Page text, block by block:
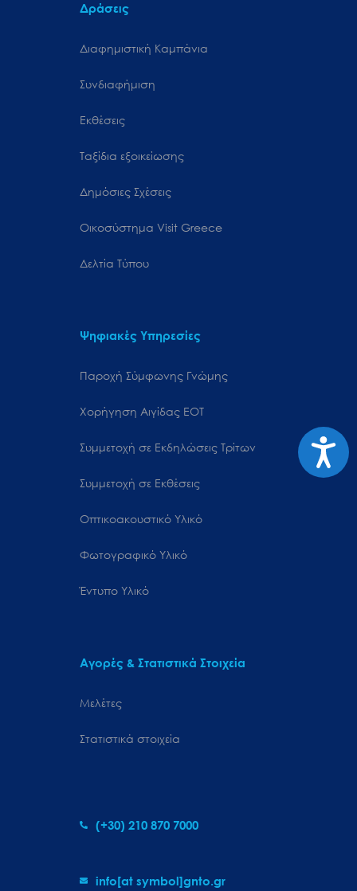
Δράσεις
Διαφημιστική Καμπάνια
Συνδιαφήμιση
Εκθέσεις
Ταξίδια εξοικείωσης
Δημόσιες Σχέσεις
Oικοσύστημα Visit Greece
Δελτία Τύπου
Ψηφιακές Υπηρεσίες
Παροχή Σύμφωνης Γνώμης
Χορήγηση Αιγίδας ΕΟΤ
Συμμετοχή σε Εκδηλώσεις Τρίτων
Συμμετοχή σε Εκθέσεις
Οπτικοακουστικό Υλικό
Φωτογραφικό Υλικό
Έντυπο Υλικό
Αγορές & Στατιστικά Στοιχεία
Μελέτες
Στατιστικά στοιχεία
(+30) 210 870 7000
info[at symbol]gnto.gr